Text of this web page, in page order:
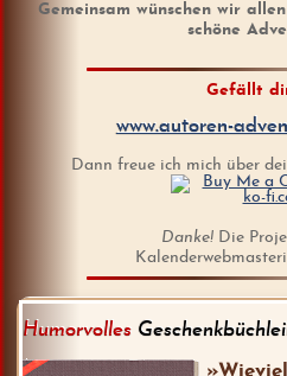
Gemeinsam wünschen wir
schöne
Gefällt
www.autoren-
Dann freue ich mich über
Danke! Die
Humorvolles